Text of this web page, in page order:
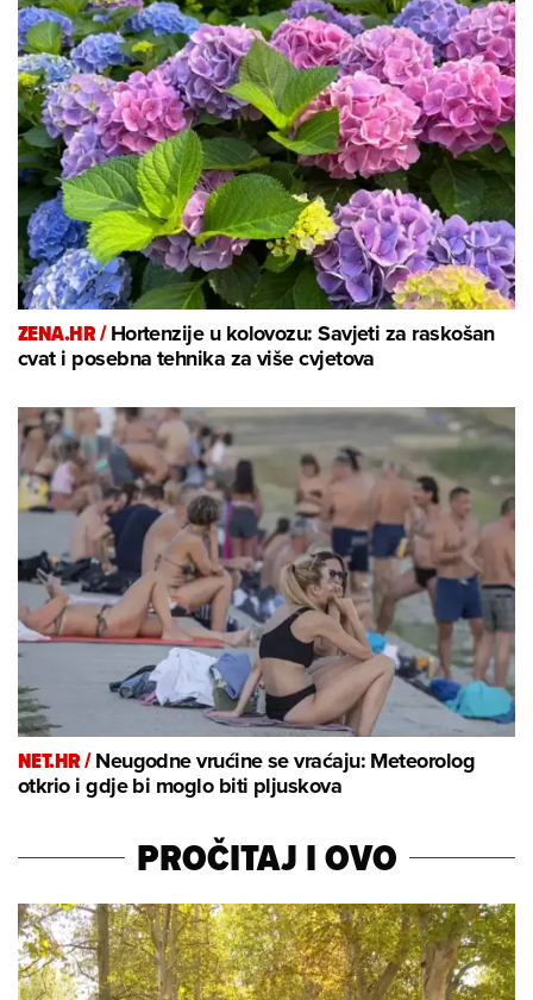
ZENA.HR /Hortenzije u kolovozu: Savjeti za raskošan
cvat i posebna tehnika za više cvjetova
NET.HR /Neugodne vrućine se vraćaju: Meteorolog
otkrio i gdje bi moglo biti pljuskova
PROČITAJ I OVO